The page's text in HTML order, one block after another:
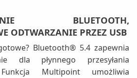
BLUETOOTH,
ODTWARZANIE PRZEZ USB
Bluetooth® 5.4 zapewnia
dla płynnego przesyłania
Multipoint umożliwia